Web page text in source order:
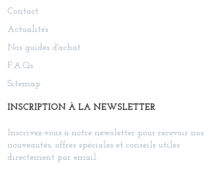
Contact
Actualités
Nos guides d'achat
F.A.Qs
Sitemap
INSCRIPTION À LA NEWSLETTER
Inscrivez-vous à notre newsletter pour recevoir nos
nouveautés, offres spéciales et conseils utiles
directement par email.